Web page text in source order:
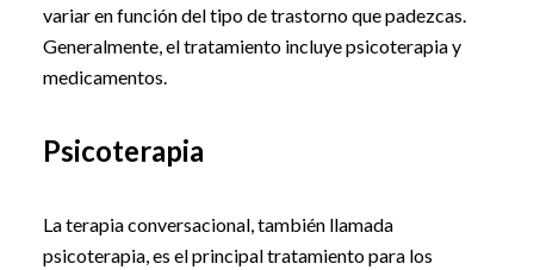
variar en función del tipo de trastorno que padezcas.
Generalmente, el tratamiento incluye psicoterapia y
medicamentos.
Psicoterapia
La terapia conversacional, también llamada
psicoterapia, es el principal tratamiento para los